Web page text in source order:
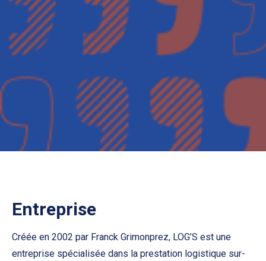
Entreprise
Créée en 2002 par Franck Grimonprez, LOG’S est une
entreprise spécialisée dans la prestation logistique sur-